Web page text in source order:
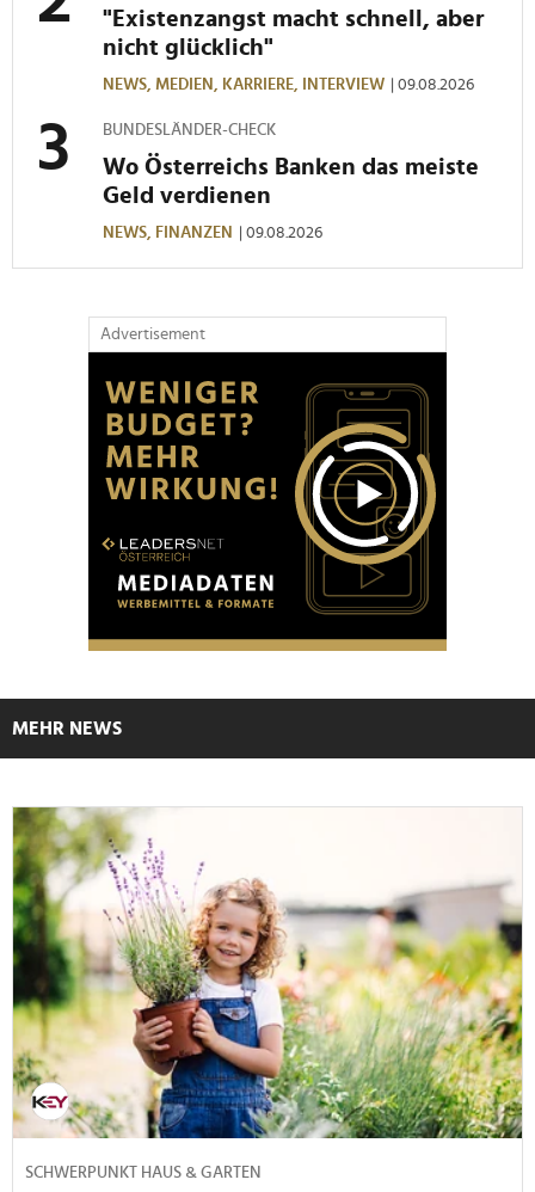
"Existenzangst macht schnell, aber
nicht glücklich"
NEWS, MEDIEN, KARRIERE, INTERVIEW | 09.08.2026
BUNDESLÄNDER-CHECK
Wo Österreichs Banken das meiste
Geld verdienen
NEWS, FINANZEN | 09.08.2026
Advertisement
MEHR NEWS
SCHWERPUNKT HAUS & GARTEN